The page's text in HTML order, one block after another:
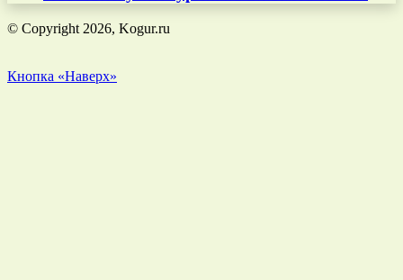
© Copyright 2026, Kogur.ru
Кнопка «Наверх»